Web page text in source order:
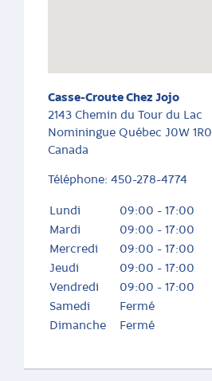
Casse-Croute Chez Jojo
2143 Chemin du Tour du Lac
Nominingue Québec J0W 1R0
Canada
Téléphone: 450-278-4774
Lundi
09:00 - 17:00
Mardi
09:00 - 17:00
Mercredi
09:00 - 17:00
Jeudi
09:00 - 17:00
Vendredi
09:00 - 17:00
Samedi
Fermé
Dimanche
Fermé